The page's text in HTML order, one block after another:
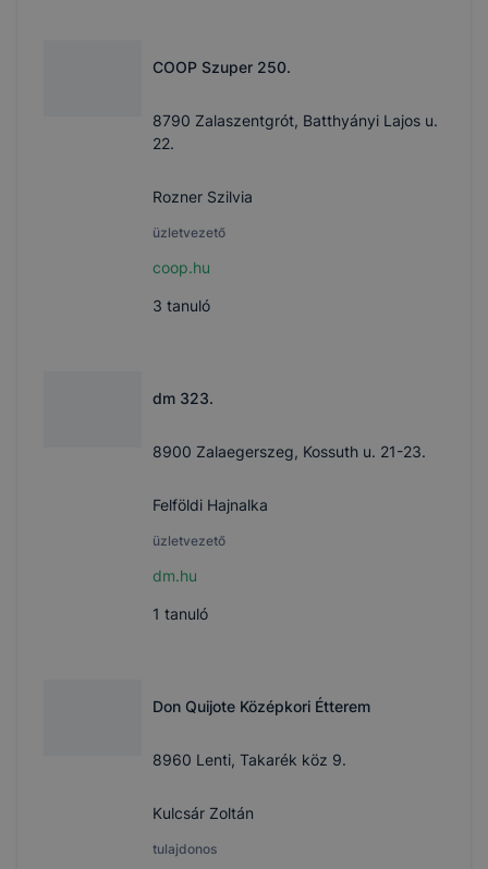
COOP Szuper 250.
8790 Zalaszentgrót, Batthyányi Lajos u.
22.
Rozner Szilvia
üzletvezető
coop.hu
3 tanuló
dm 323.
8900 Zalaegerszeg, Kossuth u. 21-23.
Felföldi Hajnalka
üzletvezető
dm.hu
1 tanuló
Don Quijote Középkori Étterem
8960 Lenti, Takarék köz 9.
Kulcsár Zoltán
tulajdonos